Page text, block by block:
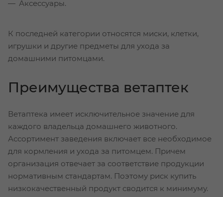
Аксессуары.
К последней категории относятся миски, клетки,
игрушки и другие предметы для ухода за
домашними питомцами.
Преимущества ветаптек
Ветаптека имеет исключительное значение для
каждого владельца домашнего животного.
Ассортимент заведения включает все необходимое
для кормления и ухода за питомцем. Причем
организация отвечает за соответствие продукции
нормативным стандартам. Поэтому риск купить
низкокачественный продукт сводится к минимуму.